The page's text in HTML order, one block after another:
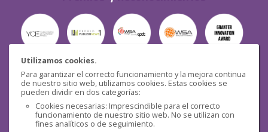
Utilizamos cookies.
Para garantizar el correcto funcionamiento y la mejora continua
de nuestro sitio web, utilizamos cookies. Estas cookies se
pueden dividir en dos categorías:
Cookies necesarias: Imprescindible para el correcto
funcionamiento de nuestro sitio web. No se utilizan con
fines analíticos o de seguimiento.
Seguridad